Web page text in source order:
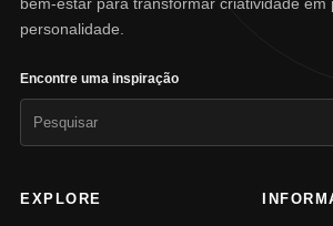
personalidade.
Encontre uma inspiração
EXPLORE